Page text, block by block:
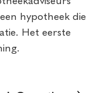
hypotheek die
Het eerste